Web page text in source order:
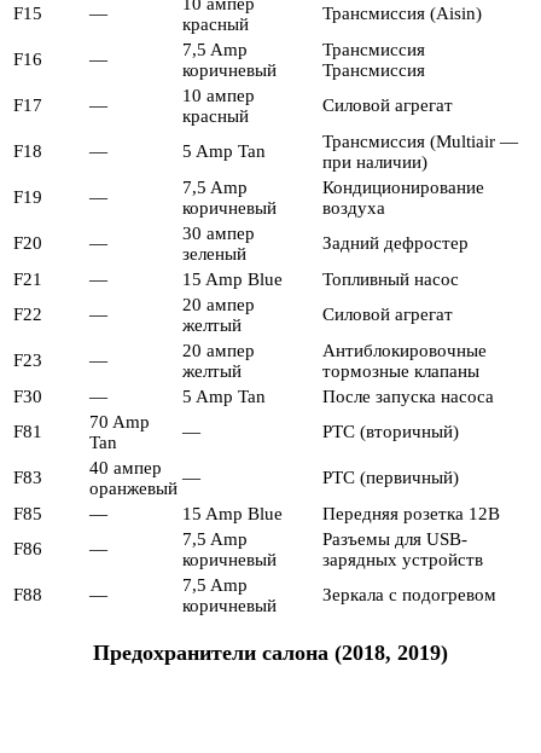
F15
—
красный
Трансмиссия (Aisin)
F16 —
7,5 Amp
коричневый
Трансмиссия
Трансмиссия
F17
—
10 ампер
красный
Силовой агрегат
F18 — 5 Amp Tan
Трансмиссия (Multiair —
при наличии)
F19
—
7,5 Amp
коричневый
Кондиционирование
воздуха
F20
—
30 ампер
зеленый
Задний дефростер
F21
— 15 Amp Blue
Топливный насос
F22
—
20 ампер
желтый
Силовой агрегат
F23 —
20 ампер
желтый
Антиблокировочные
тормозные клапаны
F30
— 5 Amp Tan
После запуска насоса
F81
70 Amp
Tan
— PTC (вторичный)
F83
40 ампер
оранжевый
—
PTC (первичный)
F85
— 15 Amp Blue
Передняя розетка 12В
F86
—
7,5 Amp
коричневый
Разъемы для USB-
зарядных устройств
F88
—
7,5 Amp
коричневый
Зеркала с подогревом
Предохранители салона (2018, 2019)